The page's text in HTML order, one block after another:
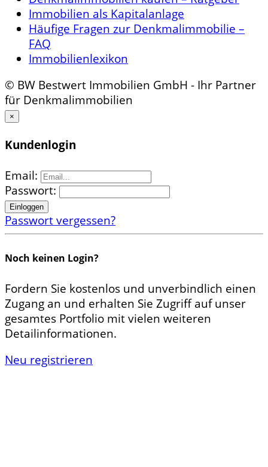
Immobilien als Kapitalanlage
Häufige Fragen zur Denkmalimmobilie –
FAQ
Immobilienlexikon
© BW Bestwert Immobilien GmbH - Ihr Partner
für Denkmalimmobilien
×
Kundenlogin
Email:
Passwort:
Passwort vergessen?
Noch keinen Login?
Fordern Sie kostenlos und unverbindlich einen
Zugang an und erhalten Sie Zugriff auf unser
gesamtes Portfolio mit vielen weiteren
Detailinformationen.
Neu registrieren